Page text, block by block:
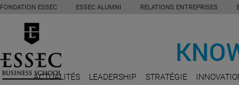
FONDATION ESSEC ESSEC ALUMNI RELATIONS ENTREPRISES
ACTUALITÉS LEADERSHIP STRATÉGIE